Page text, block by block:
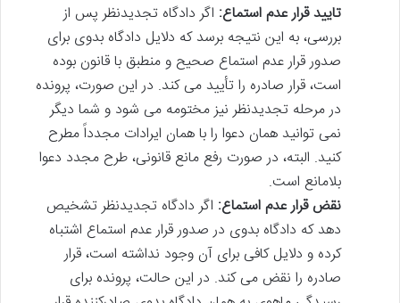
تایید قرار عدم استماع: اگر دادگاه تجدیدنظر پس از
بررسی، به این نتیجه برسد که دلایل دادگاه بدوی برای
صدور قرار عدم استماع صحیح و منطبق با قانون بوده
است، قرار صادره را تأیید می کند. در این صورت، پرونده
در مرحله تجدیدنظر نیز مختومه می شود و شما دیگر
نمی توانید همان دعوا را با همان ایرادات مجدداً مطرح
کنید. البته، در صورت رفع مانع قانونی، طرح مجدد دعوا
بلامانع است.
نقض قرار عدم استماع: اگر دادگاه تجدیدنظر تشخیص
دهد که دادگاه بدوی در صدور قرار عدم استماع اشتباه
کرده و دلایل کافی برای آن وجود نداشته است، قرار
صادره را نقض می کند. در این حالت، پرونده برای